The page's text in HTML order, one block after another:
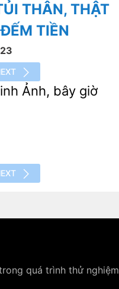
THÂN, THẬT
TIỀN
Ảnh, bây giờ
quá trình thử nghiệm